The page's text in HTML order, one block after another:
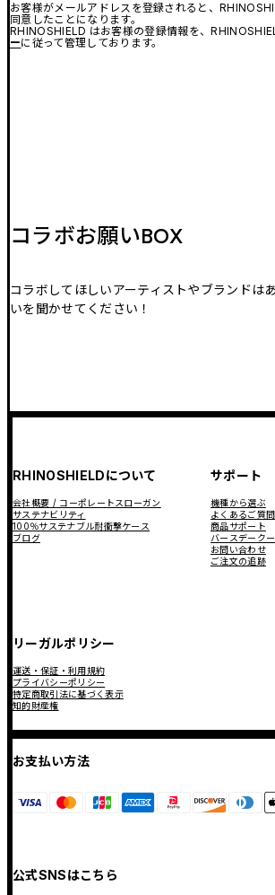
お客様がメールアドレスを登録されると、
同意したことになります。
RHINOSHIELD はお客様の登録情報を、
ーに従って管理しております。
コラボお願いBOX
コラボしてほしいアーティストやブランドは
いを聞かせてください！
RHINOSHIELDについて
会社概要 / コーポレートスローガン
サステナビリティ
100％サステナブル耐衝撃ケース
ブログ
サポート
機種から選ぶ
よくあるご質問
商品サポート
バースデーク
お問い合わせ
ご注文の追跡
リーガルポリシー
運送・保証・利用規約
プライバシーポリシー
特定商取引法に基づく表示
知的財産権
お支払い方法
公式SNSはこちら